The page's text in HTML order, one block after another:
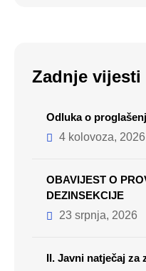
Zadnje vijesti
Odluka o
4 kolovoza, 2026
OBAVIJEST O
DEZINSEKCIJE
23 srpnja, 2026
II. Javni natječaj za